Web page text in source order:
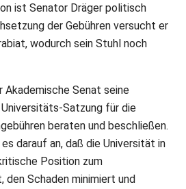
ist Senator Dräger politisch
der Gebühren versucht er
wodurch sein Stuhl noch
Akademische Senat seine
Satzung für die
beraten und beschließen.
darauf an, daß die Universität in
Position zum
Schaden minimiert und